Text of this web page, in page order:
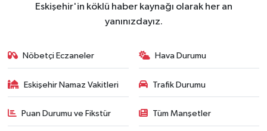
Eskişehir'in köklü haber kaynağı olarak her an
yanınızdayız.
Nöbetçi Eczaneler Hava Durumu
Eskişehir Namaz Vakitleri Trafik Durumu
Puan Durumu ve Fikstür Tüm Manşetler